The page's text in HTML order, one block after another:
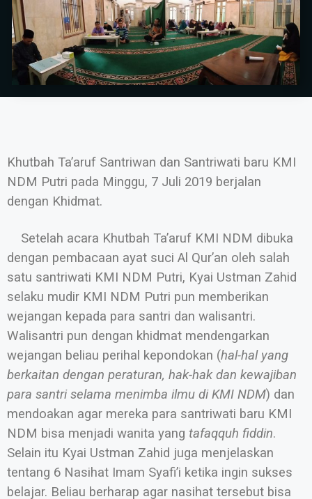
Khutbah Ta’aruf Santriwan dan Santriwati baru KMI
NDM Putri pada Minggu, 7 Juli 2019 berjalan
dengan Khidmat.
Setelah acara Khutbah Ta’aruf KMI NDM dibuka
dengan pembacaan ayat suci Al Qur’an oleh salah
satu santriwati KMI NDM Putri, Kyai Ustman Zahid
selaku mudir KMI NDM Putri pun memberikan
wejangan kepada para santri dan walisantri.
Walisantri pun dengan khidmat mendengarkan
wejangan beliau perihal kepondokan (hal-hal yang
berkaitan dengan peraturan, hak-hak dan kewajiban
para santri selama menimba ilmu di KMI NDM) dan
mendoakan agar mereka para santriwati baru KMI
NDM bisa menjadi wanita yang tafaqquh fiddin.
Selain itu Kyai Ustman Zahid juga menjelaskan
tentang 6 Nasihat Imam Syafi’i ketika ingin sukses
belajar. Beliau berharap agar nasihat tersebut bisa